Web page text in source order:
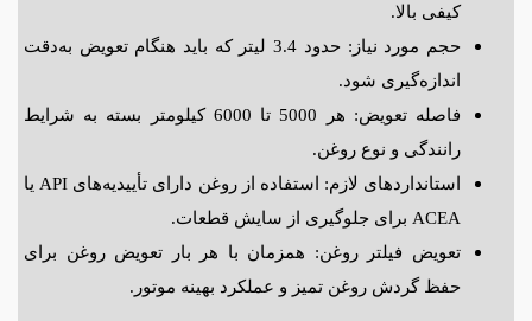
کیفی بالا.
حجم مورد نیاز: حدود 3.4 لیتر که باید هنگام تعویض به‌دقت
اندازه‌گیری شود.
فاصله تعویض: هر 5000 تا 6000 کیلومتر بسته به شرایط
رانندگی و نوع روغن.
استانداردهای لازم: استفاده از روغن دارای تأییدیه‌های API یا
ACEA برای جلوگیری از سایش قطعات.
تعویض فیلتر روغن: همزمان با هر بار تعویض روغن برای
حفظ گردش روغن تمیز و عملکرد بهینه موتور.